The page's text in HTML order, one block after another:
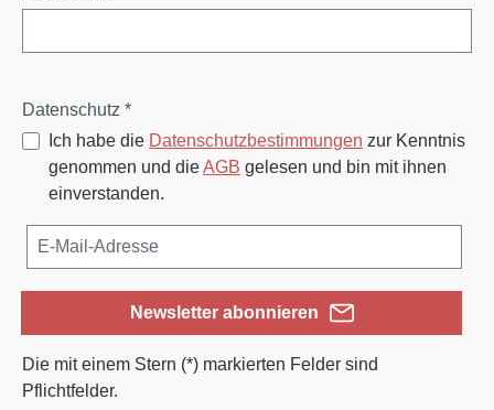
Datenschutz *
Ich habe die Datenschutzbestimmungen zur Kenntnis
genommen und dieAGB gelesen und bin mit ihnen
einverstanden.
Newsletter abonnieren
Die mit einem Stern (*) markierten Felder sind
Pflichtfelder.